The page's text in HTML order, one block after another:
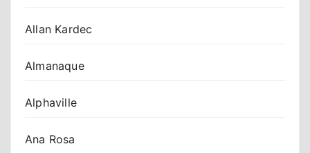
Allan Kardec
Almanaque
Alphaville
Ana Rosa